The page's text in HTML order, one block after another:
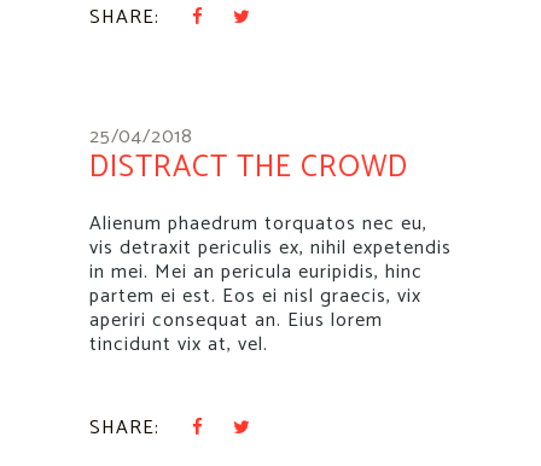
SHARE:
25/04/2018
DISTRACT THE CROWD
Alienum phaedrum torquatos nec eu,
vis detraxit periculis ex, nihil expetendis
in mei. Mei an pericula euripidis, hinc
partem ei est. Eos ei nisl graecis, vix
aperiri consequat an. Eius lorem
tincidunt vix at, vel.
SHARE: